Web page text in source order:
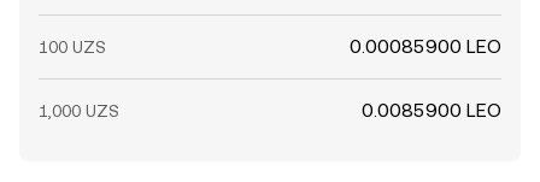
100 UZS 0.00085900 LEO
1,000 UZS 0.0085900 LEO